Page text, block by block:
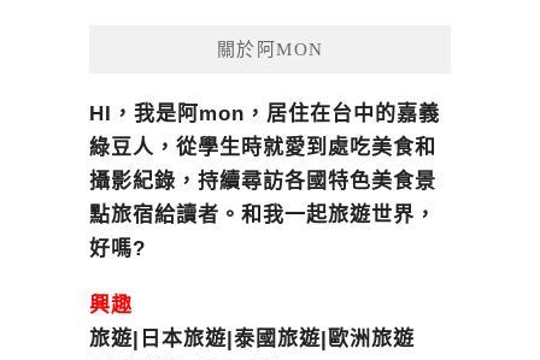
關於阿MON
HI，我是阿mon，居住在台中的嘉義
綠豆人，從學生時就愛到處吃美食和
攝影紀錄，持續尋訪各國特色美食景
點旅宿給讀者。和我一起旅遊世界，
好嗎?
興趣
旅遊|日本旅遊|泰國旅遊|歐洲旅遊